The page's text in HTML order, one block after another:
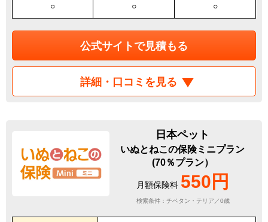
○ ○ ○
公式サイトで見積もる
詳細・口コミを見る
日本ペット
いぬとねこの保険ミニプラン
(70％プラン）
月額保険料 550円
検索条件：チベタン・テリア／0歳